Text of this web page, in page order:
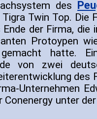
des
Twin Top. Die
Ende der Firma,
Protoypen
hatte.
von zwei
des
Unternehmen
Conenergy unter